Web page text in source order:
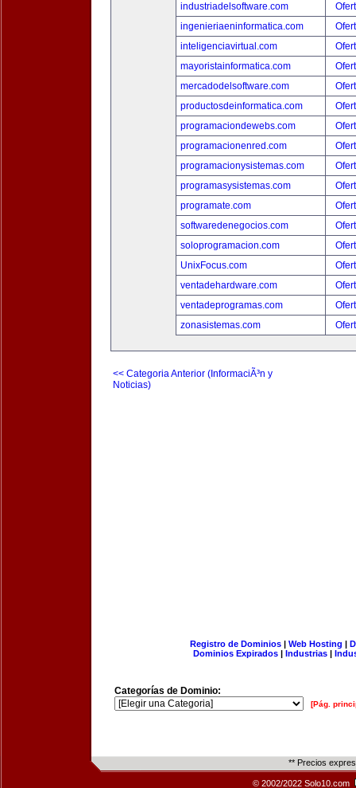
industriadelsoftware.com
ingenieriaeninformatica.com
inteligenciavirtual.com
mayoristainformatica.com
mercadodelsoftware.com
productosdeinformatica.com
programaciondewebs.com
programacionenred.com
programacionysistemas.com
programasysistemas.com
programate.com
softwaredenegocios.com
soloprogramacion.com
UnixFocus.com
ventadehardware.com
ventadeprogramas.com
zonasistemas.com
<< Categoria Anterior (InformaciÃ³n y
Noticias)
Registro de Dominios| Web Hosting |
Dominios Expirados | Industrias |
Categorías de Dominio:
[Pág.
** Precios
© 2002/2022 Solo10.com